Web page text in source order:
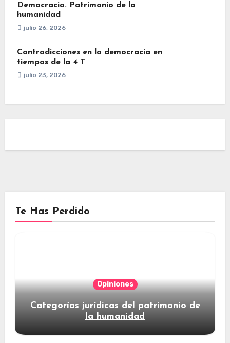
Democracia. Patrimonio de la
humanidad
julio 26, 2026
Contradicciones en la democracia en
tiempos de la 4 T
julio 23, 2026
Te Has Perdido
Opiniones
Categorías jurídicas del patrimonio de
la humanidad